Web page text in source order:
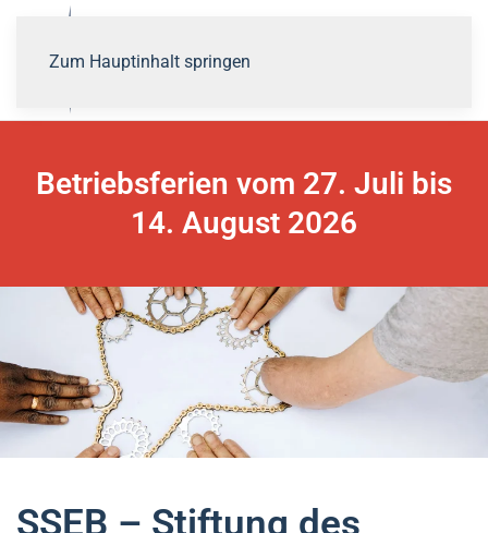
Zum Hauptinhalt springen
Betriebsferien vom 27. Juli bis
14. August 2026
SSEB – Stiftung des